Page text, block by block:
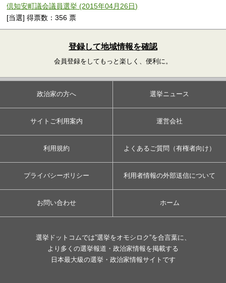
倶知安町議会議員選挙 (2015年04月26日)
[当選] 得票数：356 票
登録して地域情報を確認
会員登録をしてもっと楽しく、便利に。
政治家の方へ 選挙ニュース
サイトご利用案内 運営会社
利用規約 よくあるご質問（有権者向け）
プライバシーポリシー 利用者情報の外部送信について
お問い合わせ ホーム
選挙ドットコムでは”選挙をオモシロク”を合言葉に、
より多くの選挙報道・政治家情報を掲載する
日本最大級の選挙・政治家情報サイトです